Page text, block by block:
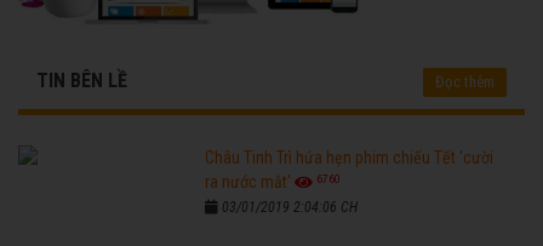
TIN BÊN LỀ Đọc thêm
Châu Tinh Trì hứa hẹn phim chiếu Tết 'cười
ra nước mắt'
6760
03/01/2019 2:04:06 CH